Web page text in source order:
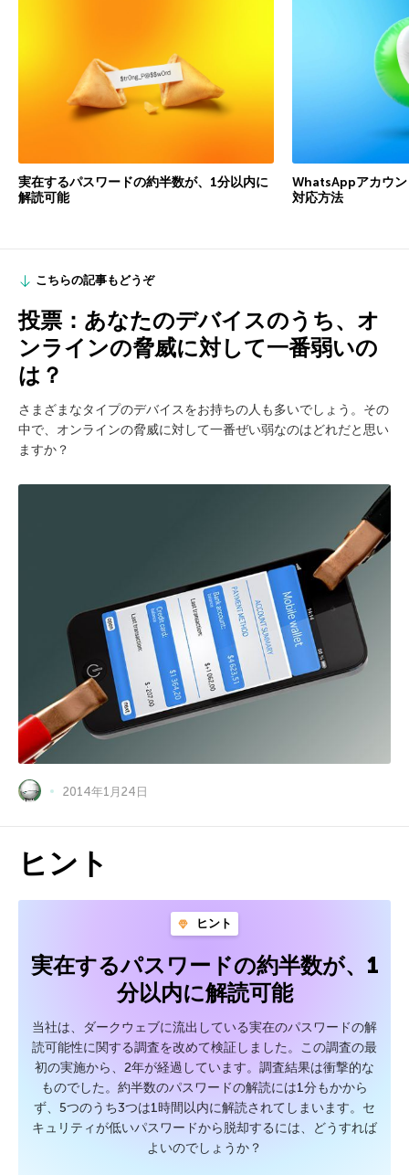
実在するパスワードの約半数が、1分以内に
解読可能
WhatsAppアカウ
対応方法
こちらの記事もどうぞ
投票：あなたのデバイスのうち、オ
ンラインの脅威に対して一番弱いの
は？
さまざまなタイプのデバイスをお持ちの人も多いでしょう。その
中で、オンラインの脅威に対して一番ぜい弱なのはどれだと思い
ますか？
2014年1月24日
ヒント
ヒント
実在するパスワードの約半数が、1
分以内に解読可能
当社は、ダークウェブに流出している実在のパスワードの解
読可能性に関する調査を改めて検証しました。この調査の最
初の実施から、2年が経過しています。調査結果は衝撃的な
ものでした。約半数のパスワードの解読には1分もかから
ず、5つのうち3つは1時間以内に解読されてしまいます。セ
キュリティが低いパスワードから脱却するには、どうすれば
よいのでしょうか？